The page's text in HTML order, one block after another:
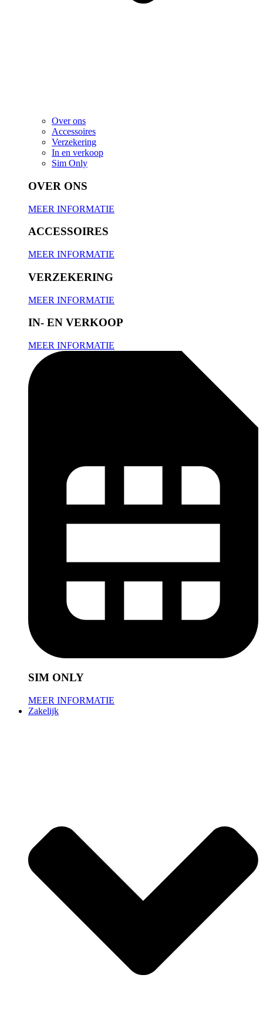
Over ons
Accessoires
Verzekering
In en verkoop
Sim Only
OVER ONS
MEER INFORMATIE
ACCESSOIRES
MEER INFORMATIE
VERZEKERING
MEER INFORMATIE
IN- EN VERKOOP
MEER INFORMATIE
SIM ONLY
MEER INFORMATIE
Zakelijk